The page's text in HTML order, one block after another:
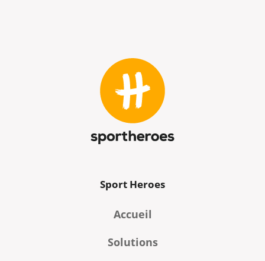
Sport Heroes
Accueil
Solutions